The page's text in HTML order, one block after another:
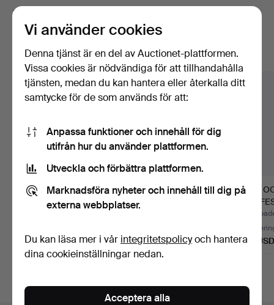
Här är föremål från vårt arkiv som
matchar din sökning
Visa alla föremål
KAFFESERVISDELAR,
porslin, Rörstrand,
80 USD
KAFFESERVIS, 38
delar, Royal
612 USD
THE
64 USD
Vi använder cookies
Denna tjänst är en del av Auctionet-plattformen.
Vissa cookies är nödvändiga för att tillhandahålla
tjänsten, medan du kan hantera eller återkalla ditt
samtycke för de som används för att:
Anpassa funktioner och innehåll för dig
utifrån hur du använder plattformen.
Utveckla och förbättra plattformen.
Marknadsföra nyheter och innehåll till dig på
externa webbplatser.
Du kan läsa mer i vår integritetspolicyoch hantera
dina cookieinställningar nedan.
Acceptera alla